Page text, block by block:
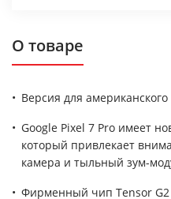
О товаре
Версия для
Google Pixel 7 Pro имеет
который привлекает
камера и тыльный зум-
Фирменный чип Tensor